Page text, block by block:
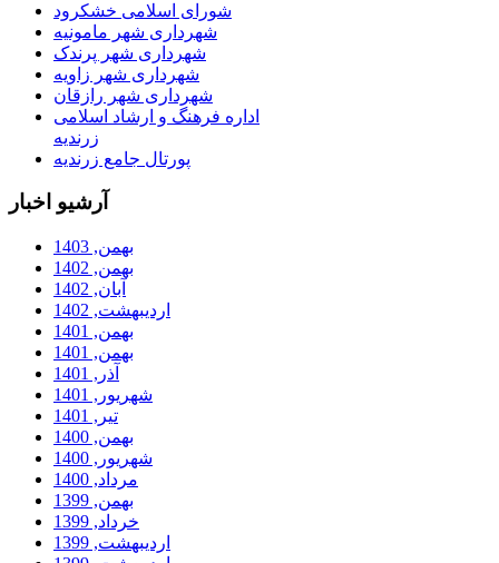
شورای اسلامی خشکرود
شهرداری شهر مامونیه
شهرداری شهر پرندک
شهرداری شهر زاویه
شهرداری شهر رازقان
اداره فرهنگ و ارشاد اسلامی
زرندیه
پورتال جامع زرندیه
آرشیو اخبار
بهمن, 1403
بهمن, 1402
آبان, 1402
ارديبهشت, 1402
بهمن, 1401
بهمن, 1401
آذر, 1401
شهریور, 1401
تیر, 1401
بهمن, 1400
شهریور, 1400
مرداد, 1400
بهمن, 1399
خرداد, 1399
ارديبهشت, 1399